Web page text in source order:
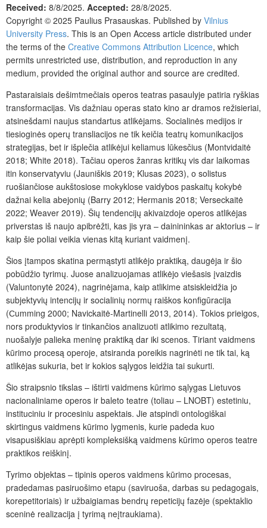
Received: 8/8/2025. Accepted: 28/8/2025.
Copyright © 2025 Paulius Prasauskas. Published by Vilnius
University Press. This is an Open Access article distributed under
the terms of the Creative Commons Attribution Licence, which
permits unrestricted use, distribution, and reproduction in any
medium, provided the original author and source are credited.
Pastaraisiais dešimtmečiais operos teatras pasaulyje patiria ryškias
transformacijas. Vis dažniau operas stato kino ar dramos režisieriai,
atsinešdami naujus standartus atlikėjams. Socialinės medijos ir
tiesioginės operų transliacijos ne tik keičia teatrų komunikacijos
strategijas, bet ir išplečia atlikėjui keliamus lūkesčius (Montvidaitė
2018; White 2018). Tačiau operos žanras kritikų vis dar laikomas
itin konservatyviu (Jauniškis 2019; Klusas 2023), o solistus
ruošiančiose aukštosiose mokyklose vaidybos paskaitų kokybė
dažnai kelia abejonių (Barry 2012; Hermanis 2018; Verseckaitė
2022; Weaver 2019). Šių tendencijų akivaizdoje operos atlikėjas
priverstas iš naujo apibrėžti, kas jis yra – dainininkas ar aktorius – ir
kaip šie poliai veikia vienas kitą kuriant vaidmenį.
Šios įtampos skatina permąstyti atlikėjo praktiką, daugėja ir šio
pobūdžio tyrimų. Juose analizuojamas atlikėjo viešasis įvaizdis
(Valuntonytė 2024), nagrinėjama, kaip atlikime atsiskleidžia jo
subjektyvių intencijų ir socialinių normų raiškos konfigūracija
(Сumming 2000; Navickaitė-Martinelli 2013, 2014). Tokios prieigos,
nors produktyvios ir tinkančios analizuoti atlikimo rezultatą,
nuošalyje palieka meninę praktiką dar iki scenos. Tiriant vaidmens
kūrimo procesą operoje, atsiranda poreikis nagrinėti ne tik tai, ką
atlikėjas sukuria, bet ir kokios sąlygos leidžia tai sukurti.
Šio straipsnio tikslas – ištirti vaidmens kūrimo sąlygas Lietuvos
nacionaliniame operos ir baleto teatre (toliau – LNOBT) estetiniu,
instituciniu ir procesiniu aspektais. Jie atspindi ontologiškai
skirtingus vaidmens kūrimo lygmenis, kurie padeda kuo
visapusiškiau aprėpti kompleksišką vaidmens kūrimo operos teatre
praktikos reiškinį.
Tyrimo objektas – tipinis operos vaidmens kūrimo procesas,
pradedamas pasiruošimo etapu (saviruoša, darbas su pedagogais,
korepetitoriais) ir užbaigiamas bendrų repeticijų fazėje (spektaklio
sceninė realizacija į tyrimą neįtraukiama).